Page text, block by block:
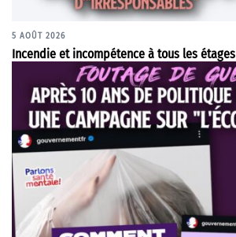
5 AOÛT 2026
Incendie et incompétence à tous les étages